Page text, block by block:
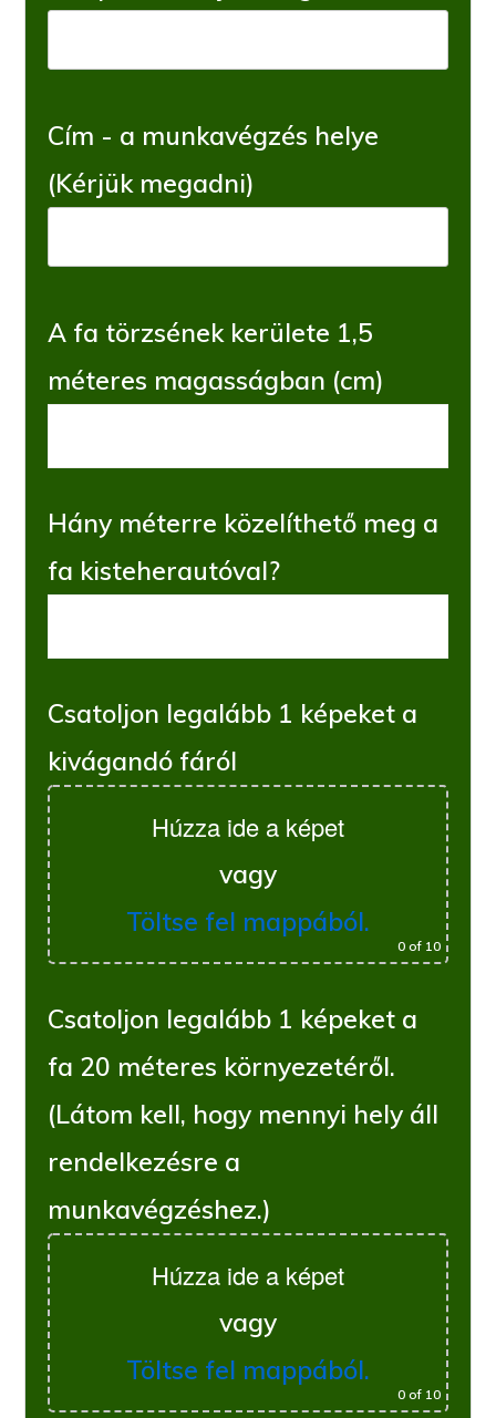
Cím - a munkavégzés helye
(Kérjük megadni)
A fa törzsének kerülete 1,5
méteres magasságban (cm)
Hány méterre közelíthető meg a
fa kisteherautóval?
Csatoljon legalább 1 képeket a
kivágandó fáról
Húzza ide a képet
vagy
Töltse fel mappából.
0of 10
Csatoljon legalább 1 képeket a
fa 20 méteres környezetéről.
(Látom kell, hogy mennyi hely áll
rendelkezésre a
munkavégzéshez.)
Húzza ide a képet
vagy
Töltse fel mappából.
0of 10